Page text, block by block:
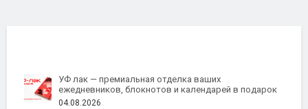
УФ лак — премиальная отделка ваших
ежедневников, блокнотов и календарей в подарок
04.08.2026